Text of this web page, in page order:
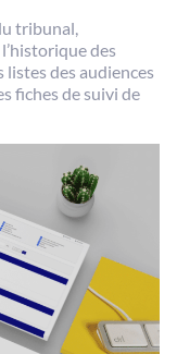
tribunal,
des
des audiences
fiches de suivi de